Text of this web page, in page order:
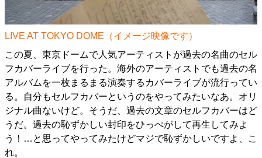
LIVE AT TOKYO DOME（イメージ映像です）
この夏、東京ドームで人気アーティストが過去の名曲のセル
フカバーライブを行った。海外のアーティストでも過去の名
アルバムを一枚まるまる演奏するカバーライブが流行ってい
る。自分もセルフカバーというのをやってみたいなあ。オリ
ジナル曲ないけど。そうだ、過去の文章のセルフカバーはど
うだ。過去の恥ずかしい封印をひっぺがして再生してみよ
う！…と思ってやってみたけどマジで恥ずかしいですよ、こ
れ。